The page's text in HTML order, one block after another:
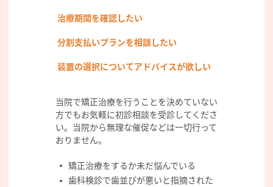
治療期間を確認したい
分割支払いプランを相談したい
装置の選択についてアドバイスが欲しい
当院で矯正治療を行うことを決めていない
方でもお気軽に初診相談を受診してくださ
い。当院から無理な催促などは一切行って
おりません。
矯正治療をするか未だ悩んでいる
歯科検診で歯並びが悪いと指摘された